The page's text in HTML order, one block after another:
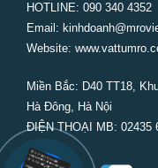
HOTLINE: 090 340 4352
Email:
Website:
Miền Bắc: D40 TT18,
Hà Đông, Hà Nội
ĐIỆN THOẠI MB: 02435